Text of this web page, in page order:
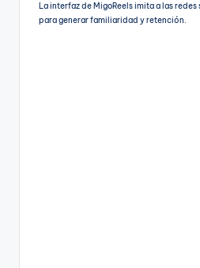
La interfaz de MigoReels imita a las
para generar familiaridad y retención.